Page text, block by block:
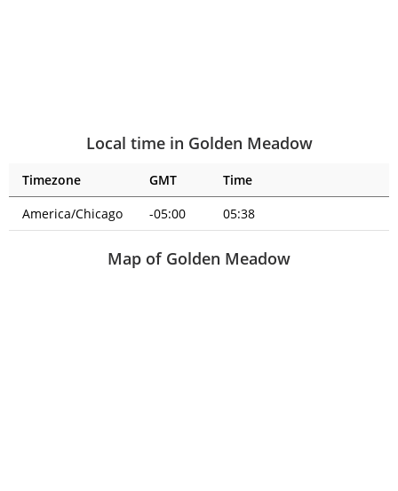
Local time in Golden Meadow
Timezone GMT
Time
America/Chicago
-05:00 05:38
Map of Golden Meadow